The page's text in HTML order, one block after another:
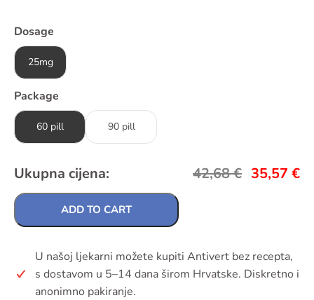
Dosage
25mg
Package
60 pill 90 pill
Ukupna cijena: 42,68€ 35,57 €
ADD TO CART
U našoj ljekarni možete kupiti Antivert bez recepta,
s dostavom u 5–14 dana širom Hrvatske. Diskretno i
anonimno pakiranje.